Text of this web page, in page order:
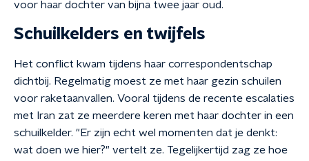
voor haar dochter van bijna twee jaar oud.
Schuilkelders en twijfels
Het conflict kwam tijdens haar correspondentschap
dichtbij. Regelmatig moest ze met haar gezin schuilen
voor raketaanvallen. Vooral tijdens de recente escalaties
met Iran zat ze meerdere keren met haar dochter in een
schuilkelder. "Er zijn echt wel momenten dat je denkt:
wat doen we hier?" vertelt ze. Tegelijkertijd zag ze hoe